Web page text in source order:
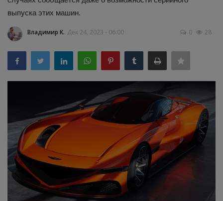
Здоровье
Наука и открытия
выпуска этих машин.
Владимир К. Дек 24, 2023 - 06:00 0 28